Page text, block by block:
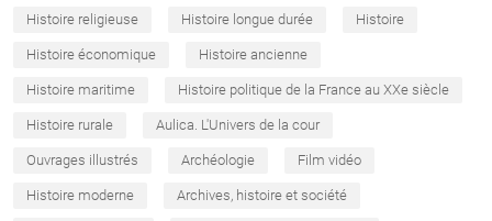
Histoire religieuse Histoire longue durée Histoire
Histoire économique Histoire ancienne
Histoire maritime Histoire politique de la France au XXe siècle
Histoire rurale Aulica. L'Univers de la cour
Ouvrages illustrés Archéologie Film vidéo
Histoire moderne Archives, histoire et société